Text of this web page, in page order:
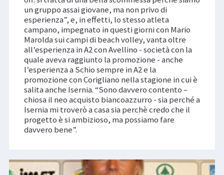
un gruppo assai giovane, ma non privo di
esperienza”, e, in effetti, lo stesso atleta
campano, impegnato in questi giorni con Mario
Marolda sui campi di beach volley, vanta oltre
all’esperienza in A2 con Avellino - società con la
quale aveva raggiunto la promozione - anche
l’esperienza a Schio sempre in A2 e la
promozione con Corigliano nella stagione in cui è
salita anche Isernia. “Sono davvero contento –
chiosa il neo acquisto biancoazzurro - sia perché a
Isernia mi troverò a casa sia perchè credo che il
progetto è si ambizioso, ma possiamo fare
davvero bene”.